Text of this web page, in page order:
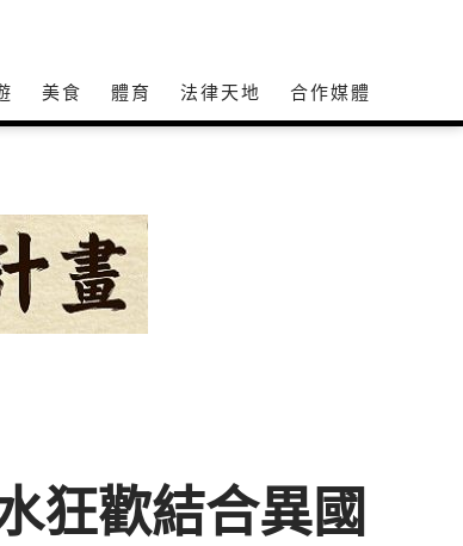
美食 體育 法律天地 合作媒體
狂歡結合異國